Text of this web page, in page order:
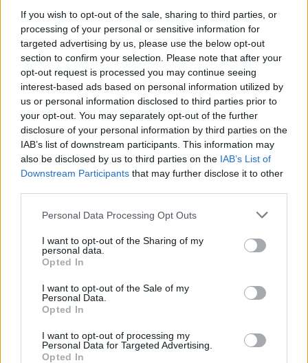
If you wish to opt-out of the sale, sharing to third parties, or
processing of your personal or sensitive information for
targeted advertising by us, please use the below opt-out
section to confirm your selection. Please note that after your
opt-out request is processed you may continue seeing
interest-based ads based on personal information utilized by
us or personal information disclosed to third parties prior to
your opt-out. You may separately opt-out of the further
disclosure of your personal information by third parties on the
IAB’s list of downstream participants. This information may
also be disclosed by us to third parties on the IAB’s List of
Downstream Participants that may further disclose it to other
Please note that this website/app uses one or more Google
not limited to your visit or usage behaviour. You may click to
grant or deny consent to Google and its third-party tags to
use your data for below specified purposes in below Google
consent section.
Personal Data Processing Opt Outs
I want to opt-out of the Sharing of my
personal data.
Opted In
I want to opt-out of the Sale of my
Personal Data.
Opted In
I want to opt-out of processing my
Personal Data for Targeted Advertising.
Opted In
bírálta Verstappen temperamentumát.
A szakértő mégis védelmébe vette a Mercedest
vezető pilótát. „Egyesek képmutatónak tartják,
mert korábban Max viselkedését kritizálta. Russell
frusztrációja azonban főleg abból fakad, hogy
Max nekiütközik, amikor ideges.” - idézte a
GPBlog
loading.
modal
window.
the server or network failed or because the format